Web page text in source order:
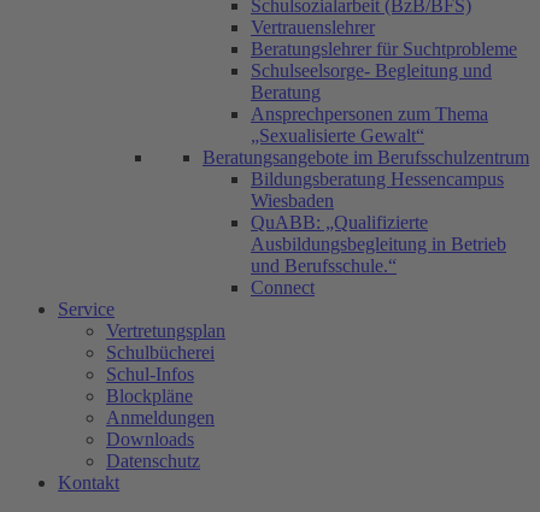
Schulsozialarbeit (BzB/BFS)
Vertrauenslehrer
Beratungslehrer für Suchtprobleme
Schulseelsorge- Begleitung und
Beratung
Ansprechpersonen zum Thema
„Sexualisierte Gewalt“
Beratungsangebote im Berufsschulzentrum
Bildungsberatung Hessencampus
Wiesbaden
QuABB: „Qualifizierte
Ausbildungsbegleitung in Betrieb
und Berufsschule.“
Connect
Service
Vertretungsplan
Schulbücherei
Schul-Infos
Blockpläne
Anmeldungen
Downloads
Datenschutz
Kontakt